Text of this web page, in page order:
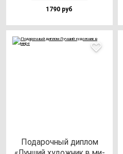
1790 руб
Пода­роч­ный дип­лом